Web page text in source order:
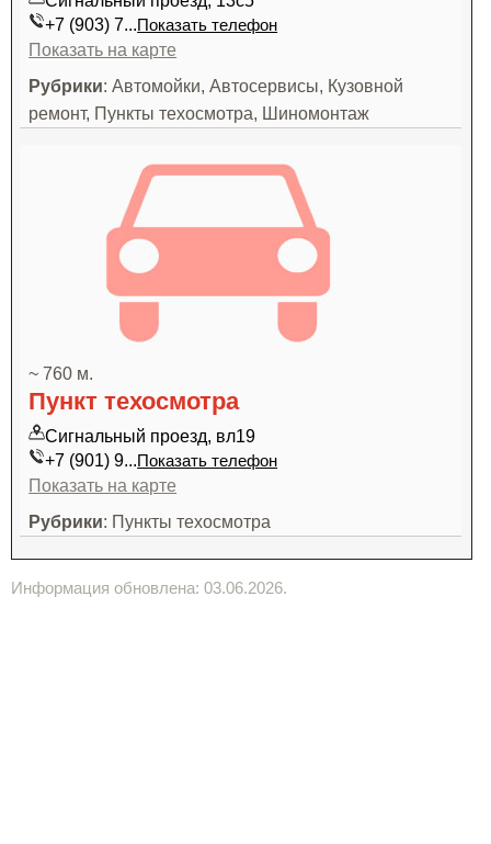
+7 (903) 7...Показать телефон
Показать на карте
Рубрики: Автомойки, Автосервисы, Кузовной
ремонт, Пункты техосмотра, Шиномонтаж
~ 760 м.
Пункт техосмотра
Сигнальный проезд, вл19
+7 (901) 9...Показать телефон
Показать на карте
Рубрики: Пункты техосмотра
Информация обновлена: 03.06.2026.